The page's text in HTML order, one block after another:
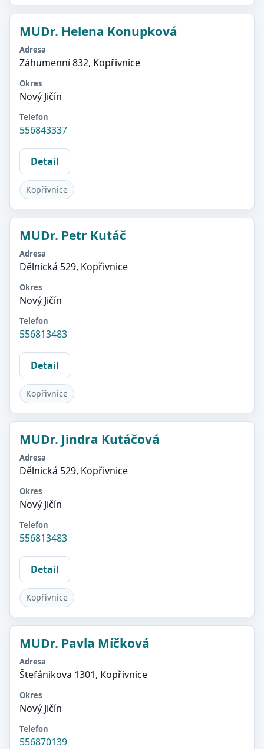
MUDr. Helena Konupková
Adresa
Záhumenní 832, Kopřivnice
Okres
Nový Jičín
Telefon
556843337
Detail
Kopřivnice
MUDr. Petr Kutáč
Adresa
Dělnická 529, Kopřivnice
Okres
Nový Jičín
Telefon
556813483
Detail
Kopřivnice
MUDr. Jindra Kutáčová
Adresa
Dělnická 529, Kopřivnice
Okres
Nový Jičín
Telefon
556813483
Detail
Kopřivnice
MUDr. Pavla Míčková
Adresa
Štefánikova 1301, Kopřivnice
Okres
Nový Jičín
Telefon
556870139